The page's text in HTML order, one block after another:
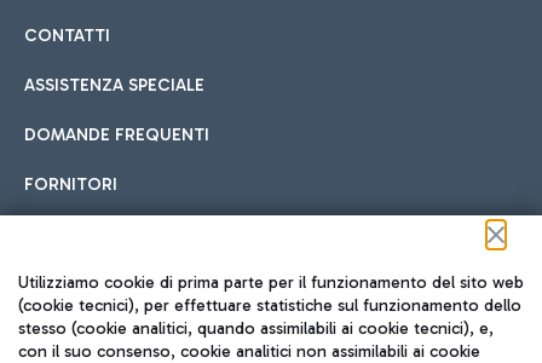
CONTATTI
ASSISTENZA SPECIALE
DOMANDE FREQUENTI
FORNITORI
Seguici sui social
Utilizziamo cookie di prima parte per il funzionamento del sito web
(cookie tecnici), per effettuare statistiche sul funzionamento dello
stesso (cookie analitici, quando assimilabili ai cookie tecnici), e,
con il suo consenso, cookie analitici non assimilabili ai cookie